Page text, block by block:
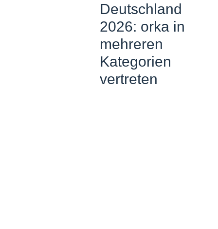
Deutschland
2026: orka in
mehreren
Kategorien
vertreten